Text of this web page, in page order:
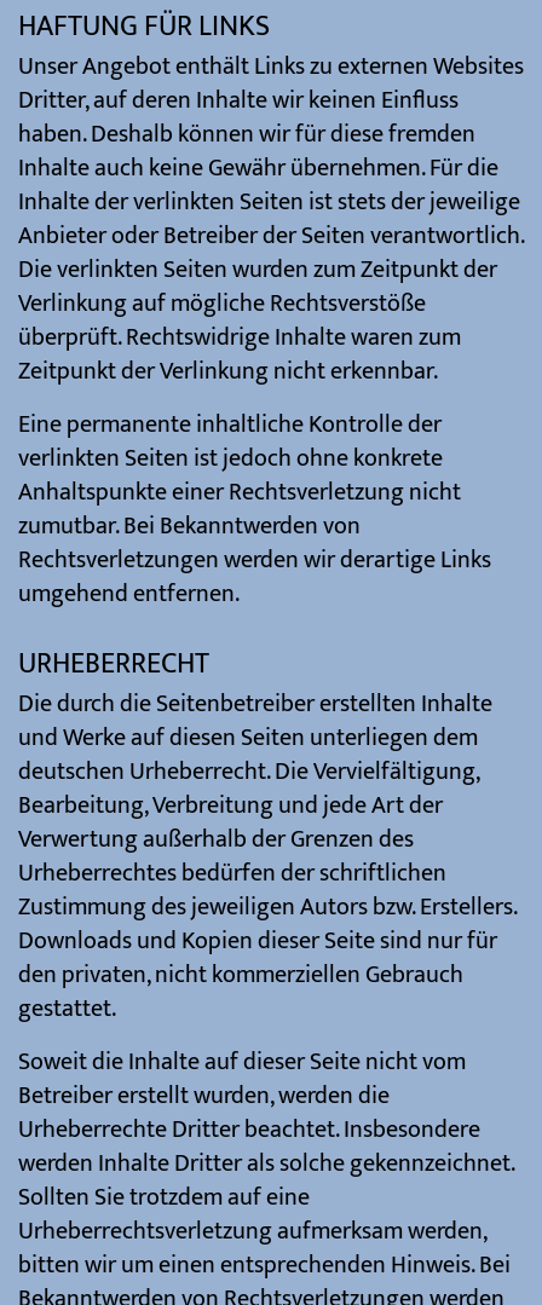
HAFTUNG FÜR LINKS
Unser Angebot enthält Links zu externen Websites
Dritter, auf deren Inhalte wir keinen Einfluss
haben. Deshalb können wir für diese fremden
Inhalte auch keine Gewähr übernehmen. Für die
Inhalte der verlinkten Seiten ist stets der jeweilige
Anbieter oder Betreiber der Seiten verantwortlich.
Die verlinkten Seiten wurden zum Zeitpunkt der
Verlinkung auf mögliche Rechtsverstöße
überprüft. Rechtswidrige Inhalte waren zum
Zeitpunkt der Verlinkung nicht erkennbar.
Eine permanente inhaltliche Kontrolle der
verlinkten Seiten ist jedoch ohne konkrete
Anhaltspunkte einer Rechtsverletzung nicht
zumutbar. Bei Bekanntwerden von
Rechtsverletzungen werden wir derartige Links
umgehend entfernen.
URHEBERRECHT
Die durch die Seitenbetreiber erstellten Inhalte
und Werke auf diesen Seiten unterliegen dem
deutschen Urheberrecht. Die Vervielfältigung,
Bearbeitung, Verbreitung und jede Art der
Verwertung außerhalb der Grenzen des
Urheberrechtes bedürfen der schriftlichen
Zustimmung des jeweiligen Autors bzw. Erstellers.
Downloads und Kopien dieser Seite sind nur für
den privaten, nicht kommerziellen Gebrauch
gestattet.
Soweit die Inhalte auf dieser Seite nicht vom
Betreiber erstellt wurden, werden die
Urheberrechte Dritter beachtet. Insbesondere
werden Inhalte Dritter als solche gekennzeichnet.
Sollten Sie trotzdem auf eine
Urheberrechtsverletzung aufmerksam werden,
bitten wir um einen entsprechenden Hinweis. Bei